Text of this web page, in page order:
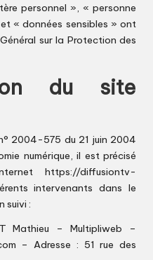
personnel », « personne
« données sensibles » ont
sur la Protection des
du site
2004-575 du 21 juin 2004
numérique, il est précisé
https://diffusiontv-
intervenants dans le
suivi :
Mathieu – Multipliweb –
– Adresse : 51 rue des